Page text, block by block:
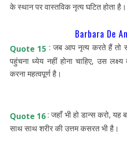
के स्थान पर वास्तविक नृत्य घटित होता है।
Barbara De
Quote 15 : जब आप नृत्य करते हैं तो
पहुंचना ध्येय नहीं होना चाहिए, उस
करना महत्वपूर्ण है।
Quote 16: जहाँ भी हो डान्स करो,
साथ साथ शरीर की उत्तम कसरत भी है।